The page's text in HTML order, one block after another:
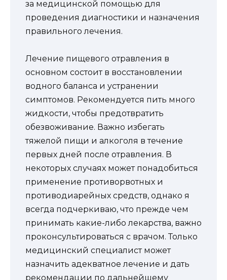
за медицинской помощью для
проведения диагностики и назначения
правильного лечения.
Лечение пищевого отравления в
основном состоит в восстановлении
водного баланса и устранении
симптомов. Рекомендуется пить много
жидкости, чтобы предотвратить
обезвоживание. Важно избегать
тяжелой пищи и алкоголя в течение
первых дней после отравления. В
некоторых случаях может понадобиться
применение противорвотных и
противодиарейных средств, однако я
всегда подчеркиваю, что прежде чем
принимать какие-либо лекарства, важно
проконсультироваться с врачом. Только
медицинский специалист может
назначить адекватное лечение и дать
рекомендации по дальнейшему